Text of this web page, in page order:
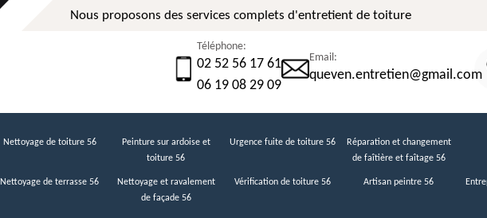
Nous proposons des services complets d'entretient de toiture
Téléphone:
02 52 56 17 61
06 19 08 29 09
Email:
queven.entretien@gmail.com
Nettoyage de toiture 56
Peinture sur ardoise et
toiture 56
Urgence fuite de toiture 56
Réparation et changement
de faîtière et faîtage 56
Nettoyage de terrasse 56
Nettoyage et ravalement
de façade 56
Vérification de toiture 56 Artisan peintre 56